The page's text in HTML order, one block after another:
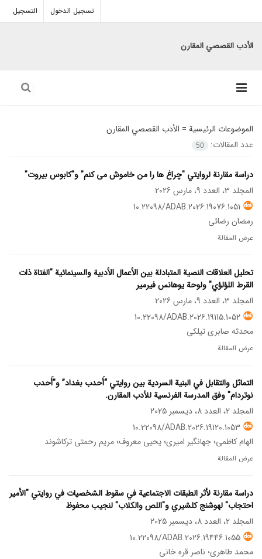
تسجيل الدخول التسجيل
الأدب القصصي المقارن
الموضوعات الرئيسية = الأدب القصصي المقارن
عدد المقالات:
50
دراسة مقارنة لروايتي "چراغ ها را من خاموش می کنم" و"كابوس بيروت"
المجلد 3، العدد 9، مارس 2026
10.22098/ADAB.2026.19076.1051
رمضان رضائی
عرض المقالة
تحليل العلاقات النصية المتبادلة بين الأعمال الأدبية والسينمائية "الفتاة ذات
القرط اللؤلؤي" ولوحة يوهانس فيرمير
المجلد 3، العدد 9، مارس 2026
10.22098/ADAB.2026.19115.1052
محدثه صابری تیلکی
عرض المقالة
التماثل والتقابل في البنية السردية بين روايتي “أَحدب بغداد” و"أَحدب
نوتردام" وفق المدرسة الفرنسية للأدب المقارن.
المجلد 2، العدد 8، ديسمبر 2025
10.22098/ADAB.2026.19120.1053
الهام کاظمی؛ جهانگیر امیری؛ یحیی معروف؛ مریم رحمتی ترکاشوند
عرض المقالة
دراسة مقارنة لأثر الطبقات الاجتماعية في سقوط الشخصيات في روايتي "الأمير
احتجاب" لهوشنج كلشيري و"اللص والكلاب" لنجيب محفوظ
المجلد 2، العدد 8، ديسمبر 2025
10.22098/ADAB.2026.19446.1055
محمد طاهری؛ ناصر قره خانی